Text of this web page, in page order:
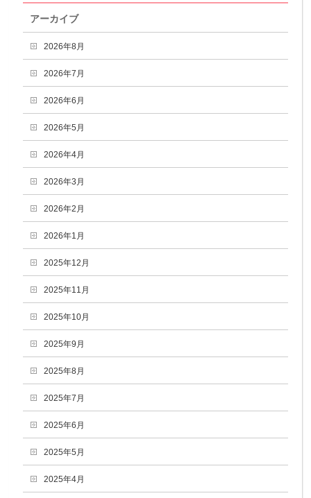
アーカイブ
2026年8月
2026年7月
2026年6月
2026年5月
2026年4月
2026年3月
2026年2月
2026年1月
2025年12月
2025年11月
2025年10月
2025年9月
2025年8月
2025年7月
2025年6月
2025年5月
2025年4月